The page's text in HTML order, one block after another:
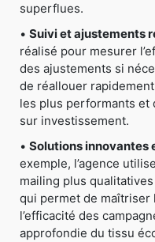
superflues.
• Suivi et ajustements
réalisé pour mesurer
des ajustements si
de réallouer
les plus performants et
sur investissement.
• Solutions innovantes
exemple, l’agence
mailing plus
qui permet de maîtriser
l’efficacité des
approfondie du tissu